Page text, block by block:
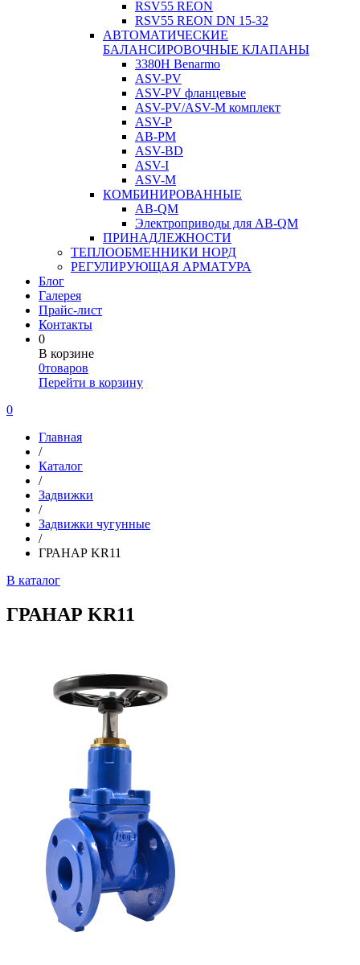
RSV55 REON
RSV55 REON DN 15-32
АВТОМАТИЧЕСКИЕ
БАЛАНСИРОВОЧНЫЕ КЛАПАНЫ
3380H Benarmo
ASV-PV
ASV-PV фланцевые
ASV-PV/ASV-M комплект
ASV-P
AB-PM
ASV-BD
ASV-I
ASV-M
КОМБИНИРОВАННЫЕ
AB-QM
Электроприводы для AB-QM
ПРИНАДЛЕЖНОСТИ
ТЕПЛООБМЕННИКИ НОРД
РЕГУЛИРУЮЩАЯ АРМАТУРА
Блог
Галерея
Прайс-лист
Контакты
0
В корзине
0товаров
Перейти в корзину
0
Главная
/
Каталог
/
Задвижки
/
Задвижки чугунные
/
ГРАНАР KR11
В каталог
ГРАНАР KR11